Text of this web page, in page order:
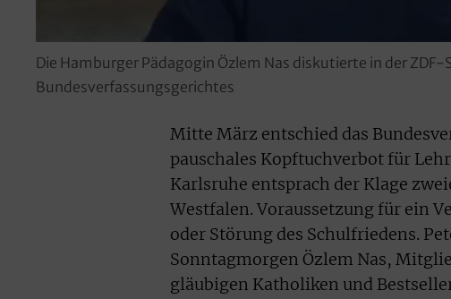
Die Hamburger Pädagogin Özlem Nas diskutierte in der
Bundesverfassungsgerichtes
Mitte März entschied das
pauschales Kopftuchverbot für
Karlsruhe entsprach der Klage
Westfalen. Voraussetzung für ein
oder Störung des Schulfriedens.
Sonntagmorgen Özlem Nas,
gläubigen Katholiken und